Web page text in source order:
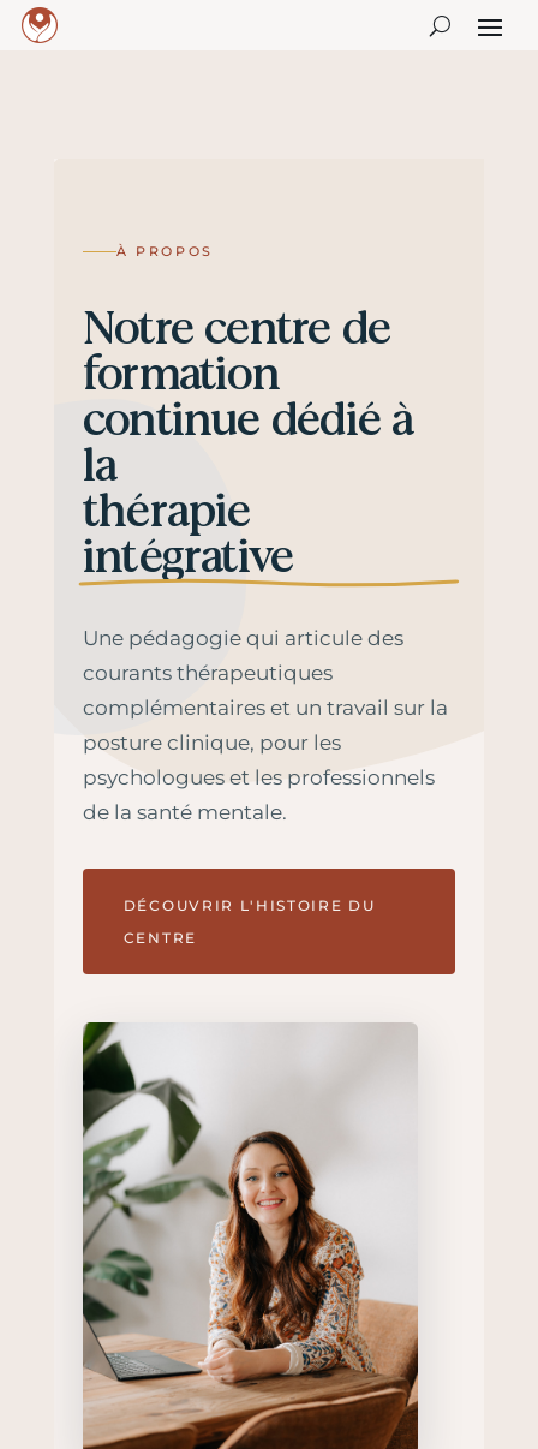
À PROPOS
Notre centre de
formation
continue dédié à
la
thérapie
intégrative
Une pédagogie qui articule des
courants thérapeutiques
complémentaires et un travail sur la
posture clinique, pour les
psychologues et les professionnels
de la santé mentale.
DÉCOUVRIR L'HISTOIRE DU
CENTRE